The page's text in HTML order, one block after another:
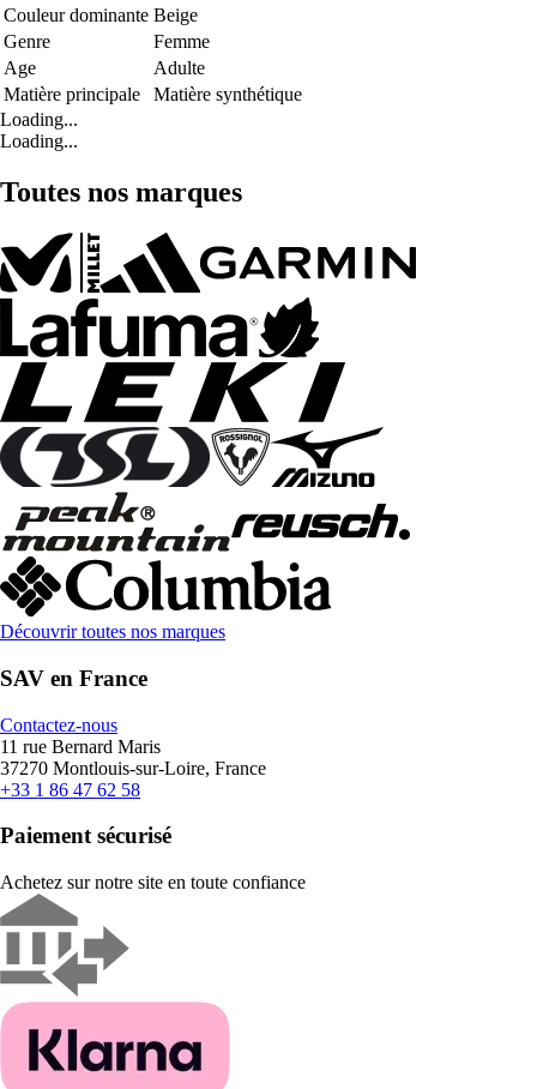
Couleur dominante Beige
Genre
Femme
Age
Adulte
Matière principale
Matière synthétique
Loading...
Loading...
Toutes nos marques
Découvrir toutes nos marques
SAV en France
Contactez-nous
11 rue Bernard Maris
37270 Montlouis-sur-Loire, France
+33 1 86 47 62 58
Paiement sécurisé
Achetez sur notre site en toute confiance